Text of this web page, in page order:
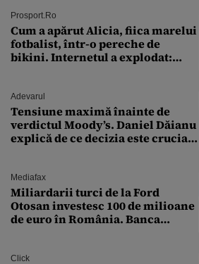
Prosport.ro
Cum a apărut Alicia, fiica marelui
fotbalist, într-o pereche de
bikini. Internetul a explodat:
Adevarul
Tensiune maximă înainte de
verdictul Moody’s. Daniel Dăianu
explică de ce decizia este crucială
Mediafax
Miliardarii turci de la Ford
Otosan investesc 100 de milioane
de euro în România. Banca
Click